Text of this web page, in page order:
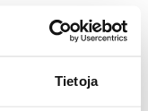
Tietoja